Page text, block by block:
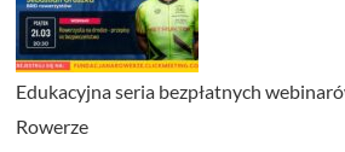
Edukacyjna seria bezpłatnych
Rowerze